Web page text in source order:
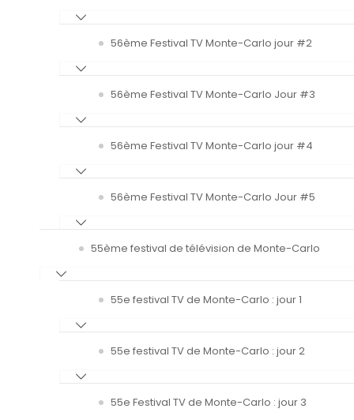
56ème Festival TV Monte-Carlo jour #2
56ème Festival TV Monte-Carlo Jour #3
56ème Festival TV Monte-Carlo jour #4
56ème Festival TV Monte-Carlo Jour #5
55ème festival de télévision de Monte-Carlo
55e festival TV de Monte-Carlo : jour 1
55e festival TV de Monte-Carlo : jour 2
55e Festival TV de Monte-Carlo : jour 3